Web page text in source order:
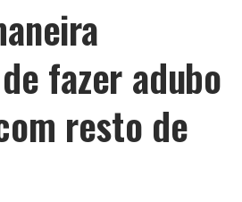
fazer adubo
resto de